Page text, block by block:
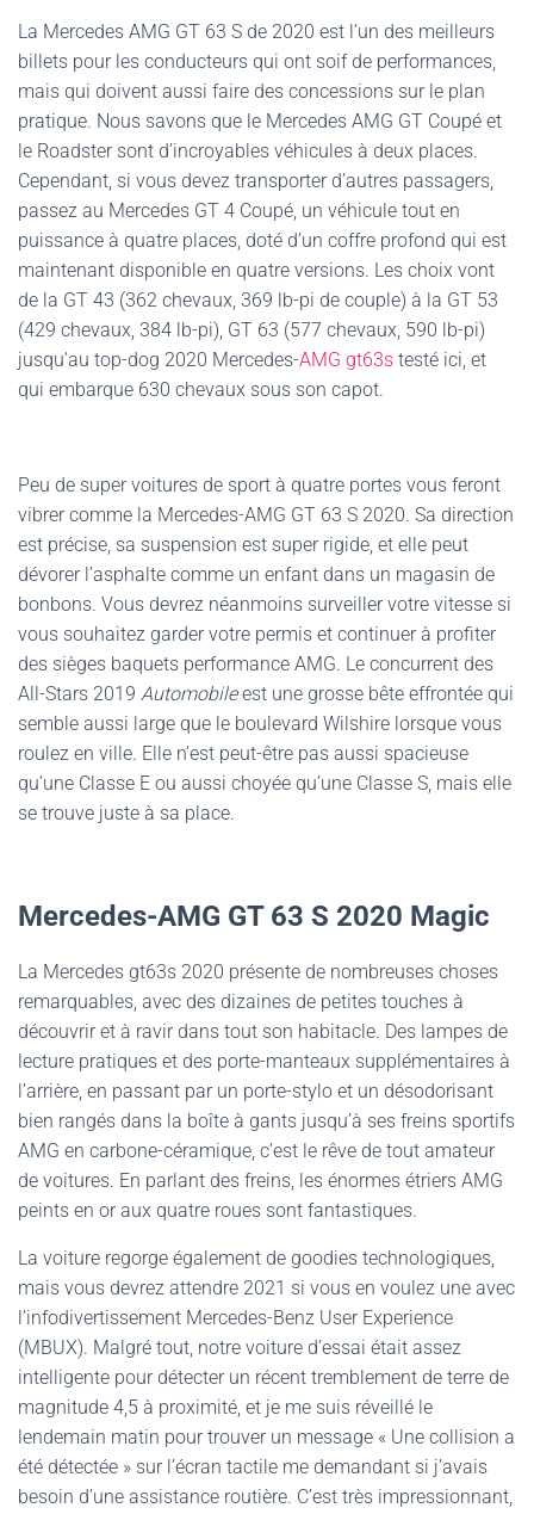
La Mercedes AMG GT 63 S de 2020 est l’un des meilleurs
billets pour les conducteurs qui ont soif de performances,
mais qui doivent aussi faire des concessions sur le plan
pratique. Nous savons que le Mercedes AMG GT Coupé et
le Roadster sont d’incroyables véhicules à deux places.
Cependant, si vous devez transporter d’autres passagers,
passez au Mercedes GT 4 Coupé, un véhicule tout en
puissance à quatre places, doté d’un coffre profond qui est
maintenant disponible en quatre versions. Les choix vont
de la GT 43 (362 chevaux, 369 lb-pi de couple) à la GT 53
(429 chevaux, 384 lb-pi), GT 63 (577 chevaux, 590 lb-pi)
jusqu’au top-dog 2020 Mercedes-AMG gt63s testé ici, et
qui embarque 630 chevaux sous son capot.
Peu de super voitures de sport à quatre portes vous feront
vibrer comme la Mercedes-AMG GT 63 S 2020. Sa direction
est précise, sa suspension est super rigide, et elle peut
dévorer l’asphalte comme un enfant dans un magasin de
bonbons. Vous devrez néanmoins surveiller votre vitesse si
vous souhaitez garder votre permis et continuer à profiter
des sièges baquets performance AMG. Le concurrent des
All-Stars 2019 Automobileest une grosse bête effrontée qui
semble aussi large que le boulevard Wilshire lorsque vous
roulez en ville. Elle n’est peut-être pas aussi spacieuse
qu’une Classe E ou aussi choyée qu’une Classe S, mais elle
se trouve juste à sa place.
Mercedes-AMG GT 63 S 2020 Magic
La Mercedes gt63s 2020 présente de nombreuses choses
remarquables, avec des dizaines de petites touches à
découvrir et à ravir dans tout son habitacle. Des lampes de
lecture pratiques et des porte-manteaux supplémentaires à
l’arrière, en passant par un porte-stylo et un désodorisant
bien rangés dans la boîte à gants jusqu’à ses freins sportifs
AMG en carbone-céramique, c’est le rêve de tout amateur
de voitures. En parlant des freins, les énormes étriers AMG
peints en or aux quatre roues sont fantastiques.
La voiture regorge également de goodies technologiques,
mais vous devrez attendre 2021 si vous en voulez une avec
l’infodivertissement Mercedes-Benz User Experience
(MBUX). Malgré tout, notre voiture d’essai était assez
intelligente pour détecter un récent tremblement de terre de
magnitude 4,5 à proximité, et je me suis réveillé le
lendemain matin pour trouver un message « Une collision a
été détectée » sur l’écran tactile me demandant si j’avais
besoin d’une assistance routière. C’est très impressionnant,